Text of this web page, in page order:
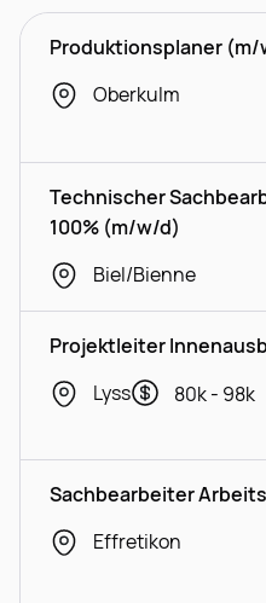
Produktionsplaner (m/
Oberkulm
Technischer
100% (m/w/d)
Biel/Bienne
Projektleiter
Lyss
80k - 98k
Sachbearbeiter
Effretikon